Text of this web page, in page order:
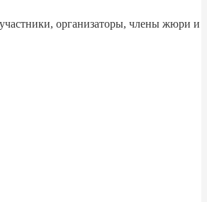
организаторы, члены жюри и